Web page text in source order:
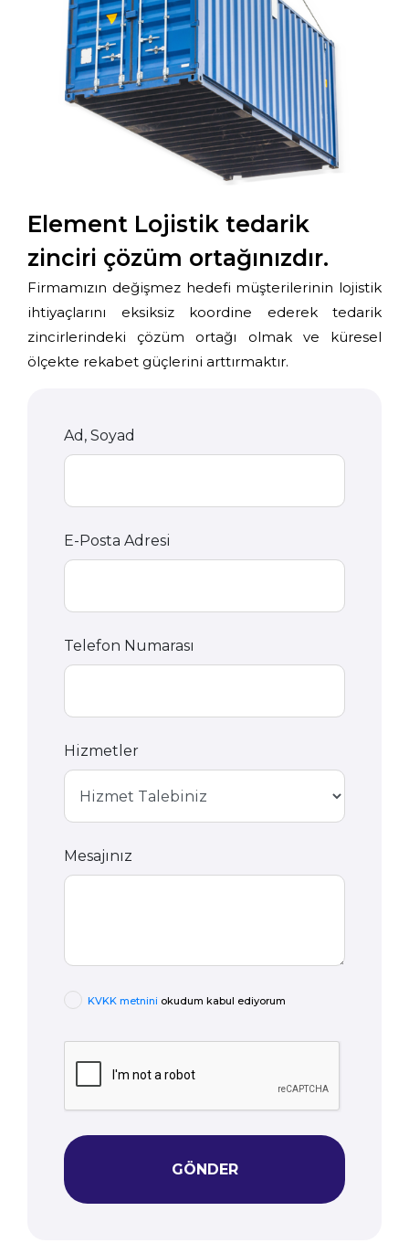
Element Lojistik tedarik
zinciri çözüm ortağınızdır.
Firmamızın değişmez hedefi müşterilerinin lojistik
ihtiyaçlarını eksiksiz koordine ederek tedarik
zincirlerindeki çözüm ortağı olmak ve küresel
ölçekte rekabet güçlerini arttırmaktır.
Ad, Soyad
E-Posta Adresi
Telefon Numarası
Hizmetler
Mesajınız
KVKK metnini okudum kabul ediyorum